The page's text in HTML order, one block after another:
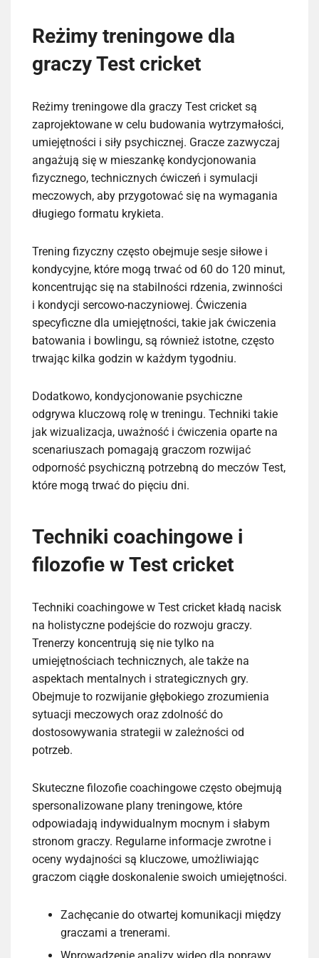
Reżimy treningowe dla
graczy Test cricket
Reżimy treningowe dla graczy Test cricket są
zaprojektowane w celu budowania wytrzymałości,
umiejętności i siły psychicznej. Gracze zazwyczaj
angażują się w mieszankę kondycjonowania
fizycznego, technicznych ćwiczeń i symulacji
meczowych, aby przygotować się na wymagania
długiego formatu krykieta.
Trening fizyczny często obejmuje sesje siłowe i
kondycyjne, które mogą trwać od 60 do 120 minut,
koncentrując się na stabilności rdzenia, zwinności
i kondycji sercowo-naczyniowej. Ćwiczenia
specyficzne dla umiejętności, takie jak ćwiczenia
batowania i bowlingu, są również istotne, często
trwając kilka godzin w każdym tygodniu.
Dodatkowo, kondycjonowanie psychiczne
odgrywa kluczową rolę w treningu. Techniki takie
jak wizualizacja, uważność i ćwiczenia oparte na
scenariuszach pomagają graczom rozwijać
odporność psychiczną potrzebną do meczów Test,
które mogą trwać do pięciu dni.
Techniki coachingowe i
filozofie w Test cricket
Techniki coachingowe w Test cricket kładą nacisk
na holistyczne podejście do rozwoju graczy.
Trenerzy koncentrują się nie tylko na
umiejętnościach technicznych, ale także na
aspektach mentalnych i strategicznych gry.
Obejmuje to rozwijanie głębokiego zrozumienia
sytuacji meczowych oraz zdolność do
dostosowywania strategii w zależności od
potrzeb.
Skuteczne filozofie coachingowe często obejmują
spersonalizowane plany treningowe, które
odpowiadają indywidualnym mocnym i słabym
stronom graczy. Regularne informacje zwrotne i
oceny wydajności są kluczowe, umożliwiając
graczom ciągłe doskonalenie swoich umiejętności.
Zachęcanie do otwartej komunikacji między
graczami a trenerami.